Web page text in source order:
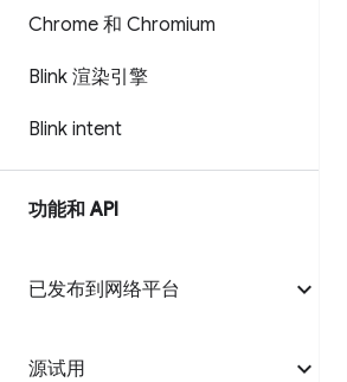
Chrome 和 Chromium
Blink 渲染引擎
Blink intent
功能和 API
已发布到网络平台
源试用